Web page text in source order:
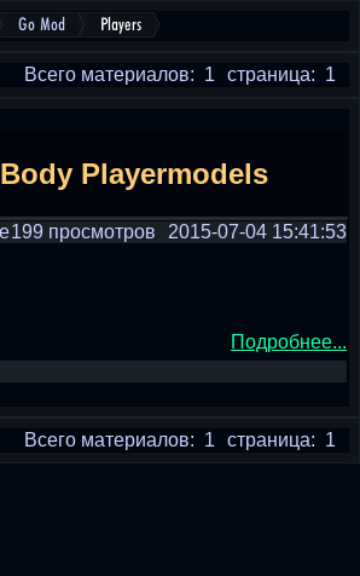
Go Mod Players
страница: 1
Всего материалов: 1
Playermodels
2015-07-04 15:41:53
199 просмотров
Подробнее...
страница: 1
Всего материалов: 1